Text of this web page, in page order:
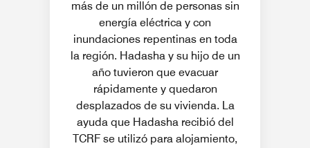
más de un millón de personas sin
energía eléctrica y con
inundaciones repentinas en toda
la región. Hadasha y su hijo de un
año tuvieron que evacuar
rápidamente y quedaron
desplazados de su vivienda. La
ayuda que Hadasha recibió del
TCRF se utilizó para alojamiento,